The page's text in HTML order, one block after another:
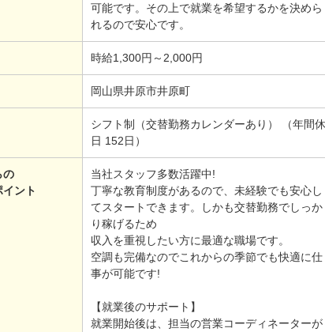
可能です。その上で就業を希望するかを決めら
れるので安心です。
時給1,300円～2,000円
岡山県井原市井原町
シフト制（交替勤務カレンダーあり） （年間休
日 152日）
の
ント
当社スタッフ多数活躍中!
丁寧な教育制度があるので、未経験でも安心し
てスタートできます。しかも交替勤務でしっか
り稼げるため
収入を重視したい方に最適な職場です。
空調も完備なのでこれからの季節でも快適に仕
事が可能です!
【就業後のサポート】
就業開始後は、担当の営業コーディネーターが